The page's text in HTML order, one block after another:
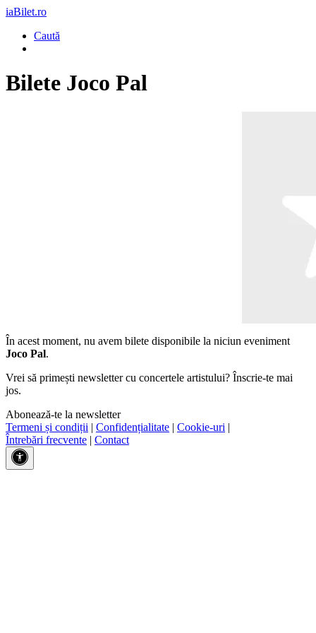
iaBilet.ro
Caută
Bilete Joco Pal
În acest moment, nu avem bilete disponibile la niciun eveniment
Joco Pal.
Vrei să primești newsletter cu concertele artistului? Înscrie-te mai
jos.
Abonează-te la newsletter
Termeni și condiții | Confidențialitate | Cookie-uri |
Întrebări frecvente | Contact